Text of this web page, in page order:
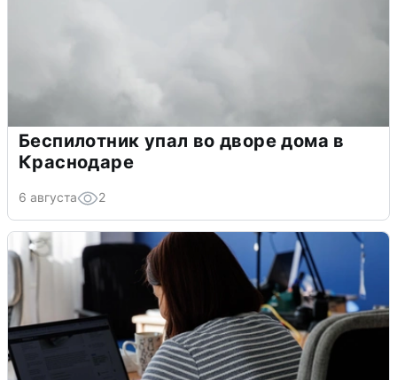
Беспилотник упал во дворе дома в
Краснодаре
6 августа 2